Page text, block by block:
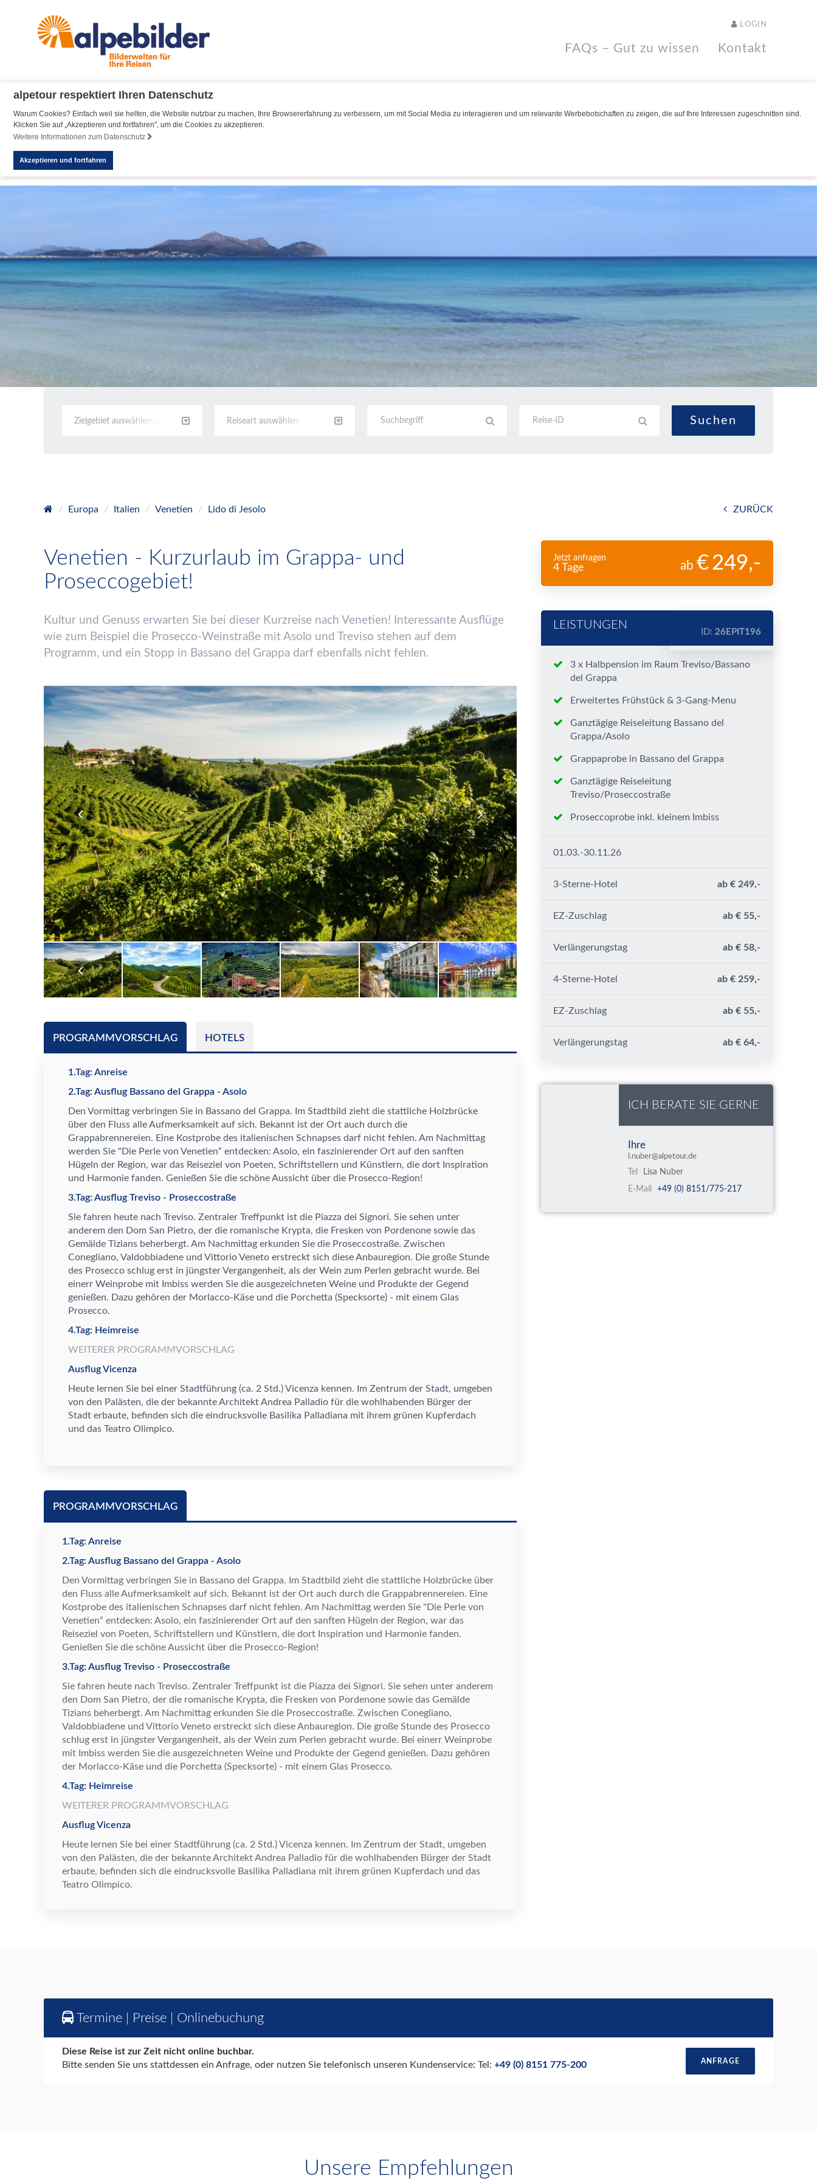
alpetour respektiert Ihren Datenschutz
Warum Cookies? Einfach weil sie helfen, die Website nutzbar zu machen, Ihre Browsererfahrung zu verbessern, um mit Social Media zu interagieren und um relevante Werbebotschaften zu zeigen, die auf Ihre Interessen zugeschnitten sind.
Klicken Sie auf „Akzeptieren und fortfahren", um die Cookies zu akzeptieren.
Weitere Informationen zum Datenschutz
Akzeptieren und fortfahren
LOGIN
FAQs – Gut zu wissen Kontakt
Zielgebiet auswählen... Reiseart auswählen
Europa Italien Venetien Lido di Jesolo ZURÜCK
Venetien - Kurzurlaub im Grappa- und
Proseccogebiet!
Kultur und Genuss erwarten Sie bei dieser Kurzreise nach Venetien! Interessante Ausfl üge
wie zum Beispiel die Prosecco-Weinstraße mit Asolo und Treviso stehen auf dem
Programm, und ein Stopp in Bassano del Grappa darf ebenfalls nicht fehlen.
PROGRAMMVORSCHLAG HOTELS
1.Tag: Anreise
2.Tag: Ausflug Bassano del Grappa - Asolo
Den Vormittag verbringen Sie in Bassano del Grappa. Im Stadtbild zieht die stattliche Holzbrücke
über den Fluss alle Aufmerksamkeit auf sich. Bekannt ist der Ort auch durch die
Grappabrennereien. Eine Kostprobe des italienischen Schnapses darf nicht fehlen. Am Nachmittag
werden Sie "Die Perle von Venetien“ entdecken: Asolo, ein faszinierender Ort auf den sanften
Hügeln der Region, war das Reiseziel von Poeten, Schriftstellern und Künstlern, die dort Inspiration
und Harmonie fanden. Genießen Sie die schöne Aussicht über die Prosecco-Region!
3.Tag: Ausflug Treviso - Proseccostraße
Sie fahren heute nach Treviso. Zentraler Treffpunkt ist die Piazza dei Signori. Sie sehen unter
anderem den Dom San Pietro, der die romanische Krypta, die Fresken von Pordenone sowie das
Gemä lde Tizians beherbergt. Am Nachmittag erkunden Sie die Proseccostraße. Zwischen
Conegliano, Valdobbiadene und Vittorio Veneto erstreckt sich diese Anbauregion. Die große Stunde
des Prosecco schlug erst in jüngster Vergangenheit, als der Wein zum Perlen gebracht wurde. Bei
einerr Weinprobe mit Imbiss werden Sie die ausgezeichneten Weine und Produkte der Gegend
genießen. Dazu gehören der Morlacco-Käse und die Porchetta (Specksorte) - mit einem Glas
Prosecco.
4.Tag: Heimreise
WEITERER PROGRAMMVORSCHLAG
Ausflug Vicenza
Heute lernen Sie bei einer Stadtführung (ca. 2 Std.) Vicenza kennen. Im Zentrum der Stadt, umgeben
von den Pal ästen, die der bekannte Architekt Andrea Palladio für die wohlhabenden Bürger der
Stadt erbaute, befinden sich die eindrucksvolle Basilika Palladiana mit ihrem grünen Kupferdach
und das Teatro Olimpico.
PROGRAMMVORSCHLAG
1.Tag: Anreise
2.Tag: Ausflug Bassano del Grappa - Asolo
Den Vormittag verbringen Sie in Bassano del Grappa. Im Stadtbild zieht die stattliche Holzbrücke über
den Fluss alle Aufmerksamkeit auf sich. Bekannt ist der Ort auch durch die Grappabrennereien. Eine
Kostprobe des italienischen Schnapses darf nicht fehlen. Am Nachmittag werden Sie "Die Perle von
Venetien“ entdecken: Asolo, ein faszinierender Ort auf den sanften Hügeln der Region, war das
Reiseziel von Poeten, Schriftstellern und Künstlern, die dort Inspiration und Harmonie fanden.
Genießen Sie die schöne Aussicht über die Prosecco-Region!
3.Tag: Ausflug Treviso - Proseccostraße
Sie fahren heute nach Treviso. Zentraler Treffpunkt ist die Piazza dei Signori. Sie sehen unter anderem
den Dom San Pietro, der die romanische Krypta, die Fresken von Pordenone sowie das Gemä lde
Tizians beherbergt. Am Nachmittag erkunden Sie die Proseccostraße. Zwischen Conegliano,
Valdobbiadene und Vittorio Veneto erstreckt sich diese Anbauregion. Die große Stunde des Prosecco
schlug erst in jüngster Vergangenheit, als der Wein zum Perlen gebracht wurde. Bei einerr Weinprobe
mit Imbiss werden Sie die ausgezeichneten Weine und Produkte der Gegend genießen. Dazu gehören
der Morlacco-Käse und die Porchetta (Specksorte) - mit einem Glas Prosecco.
4.Tag: Heimreise
WEITERER PROGRAMMVORSCHLAG
Ausflug Vicenza
Heute lernen Sie bei einer Stadtführung (ca. 2 Std.) Vicenza kennen. Im Zentrum der Stadt, umgeben
von den Pal ästen, die der bekannte Architekt Andrea Palladio für die wohlhabenden Bürger der Stadt
erbaute, befinden sich die eindrucksvolle Basilika Palladiana mit ihrem grünen Kupferdach und das
Teatro Olimpico.
Jetzt anfragen
4 Tage ab 249,-
LEISTUNGEN
3 x Halbpension im Raum Treviso/Bassano
del Grappa
Erweitertes Frühstück & 3-Gang-Menu
Ganztägige Reiseleitung Bassano del
Grappa/Asolo
Grappaprobe in Bassano del Grappa
Ganztägige Reiseleitung
Treviso/Proseccostraße
Proseccoprobe inkl. kleinem Imbiss
01.03.-30.11.26
3-Sterne-Hotel ab € 249,-
EZ-Zuschlag ab € 55,-
Verlängerungstag ab € 58,-
4-Sterne-Hotel ab € 259,-
EZ-Zuschlag ab € 55,-
Verlängerungstag ab € 64,-
ID: 26EPIT196
ICH BERATE SIE GERNE
Ihre
l.nuber@alpetour.de
Tel
Lisa Nuber
E-Mail
+49 (0) 8151/775-217
Termine | Preise | Onlinebuchung
Diese Reise ist zur Zeit nicht online buchbar.
Bitte senden Sie uns stattdessen ein Anfrage, oder nutzen Sie telefonisch unseren Kundenservice: Tel: +49 (0) 8151 775-200 ANFRAGE
Unsere Empfehlungen